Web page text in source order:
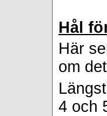
Hål
Här
om
4 och